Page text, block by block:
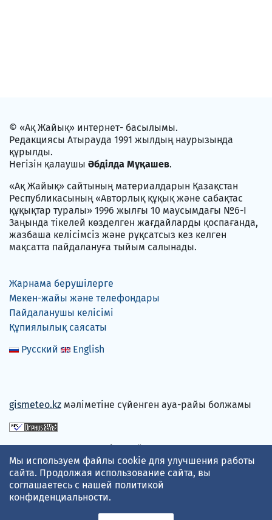
© «Ақ Жайық» интернет- басылымы.
Редакциясы Атырауда 1991 жылдың наурызында
құрылды.
Негізін қалаушы Әбділда Мұқашев.
«Ақ Жайық» сайтының материалдарын Қазақстан
Республикасының «Авторлық құқық және сабақтас
құқықтар туралы» 1996 жылғы 10 маусымдағы №6-I
Заңында тікелей көзделген жағдайларды қоспағанда,
жазбаша келісімсіз және рұқсатсыз кез келген
мақсатта пайдалануға тыйым салынады.
Жарнама берушілерге
Мекен-жайы және телефондары
Пайдаланушы келісімі
Құпиялылық саясаты
Русский
English
gismeteo.kz мәліметіне сүйенген ауа-райы болжамы
Төлем карталарын қабылдаймыз
Мы используем файлы cookie для улучшения работы
сайта. Продолжая использование сайта, вы
соглашаетесь с нашей политикой
конфиденциальности.